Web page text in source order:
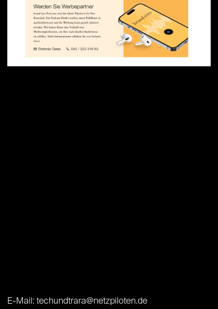
E-Mail: techundtrara@netzpiloten.de